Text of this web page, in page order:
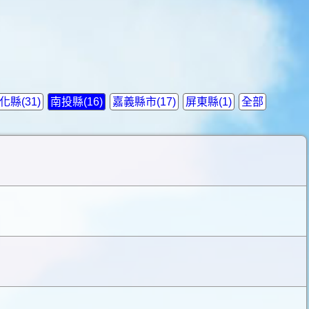
全部
縣(31) 南投縣(16) 嘉義縣市(17) 屏東縣(1)